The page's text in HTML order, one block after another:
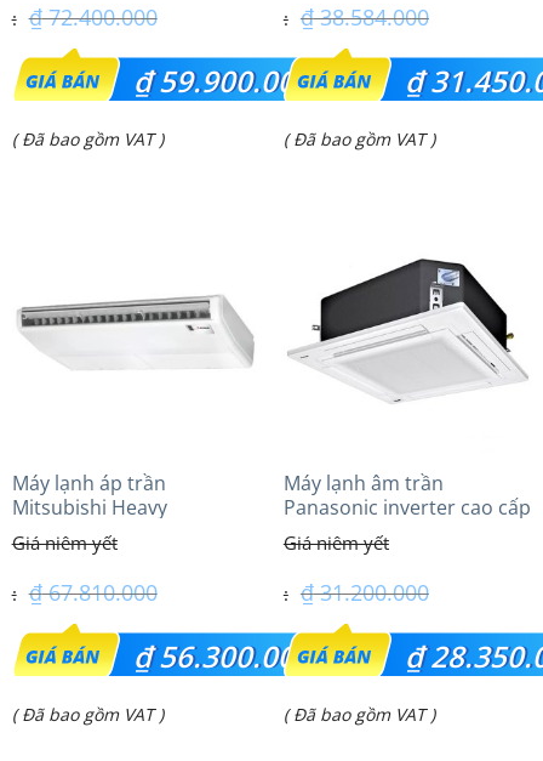
₫72.400.000
Giá
gốc
là:
₫59.900.000
Giá
₫ 59.900.000.
( Đã bao gồm VAT )
₫38.584.000
Giá
gốc
là:
₫
Giá
₫ 31.450.000.
( Đã bao gồm VAT )
Máy lạnh áp trần
Mitsubishi Heavy
FDE125VG (5.0Hp) Cao cấp
– 3 Pha
₫67.810.000
Giá
gốc
là:
₫56.300.000
Giá
( Đã bao gồm VAT )
Máy lạnh âm trần
Panasonic inverter cao cấp
(2.5Hp) S-1821PU3HA/U-
21PRH1H5
₫31.200.000
Giá
gốc
là:
₫
Giá
( Đã bao gồm VAT )